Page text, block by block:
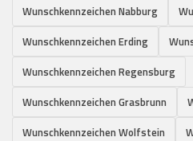
Wunschkennzeichen Nabburg
Wunschkennzeichen Erding
Wunschkennzeichen Regensburg
Wunschkennzeichen Grasbrunn
Wunschkennzeichen Wolfstein